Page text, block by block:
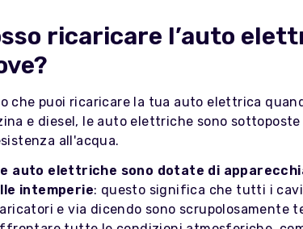
ricaricare l’auto
che puoi ricaricare la tua auto elettrica
e diesel, le auto elettriche sono
all'acqua.
auto elettriche sono dotate di
intemperie: questo significa che tutti i
e via dicendo sono scrupolosamente